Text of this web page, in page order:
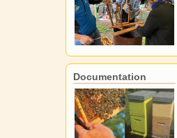
Documentation